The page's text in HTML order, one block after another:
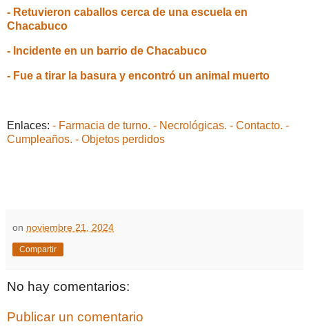
- Retuvieron caballos cerca de una escuela en
Chacabuco
- Incidente en un barrio de Chacabuco
- Fue a tirar la basura y encontró un animal muerto
Enlaces: - Farmacia de turno. - Necrológicas. - Contacto. -
Cumpleaños. - Objetos perdidos
on noviembre 21, 2024
Compartir
No hay comentarios:
Publicar un comentario